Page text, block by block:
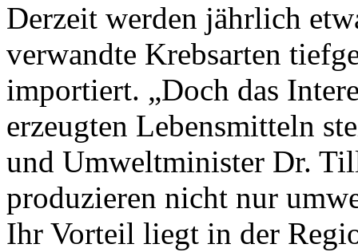
Derzeit werden jährlich
verwandte Krebsarten
importiert. „Doch das
erzeugten Lebensmitteln
und Umweltminister Dr.
produzieren nicht nur
Ihr Vorteil liegt in der